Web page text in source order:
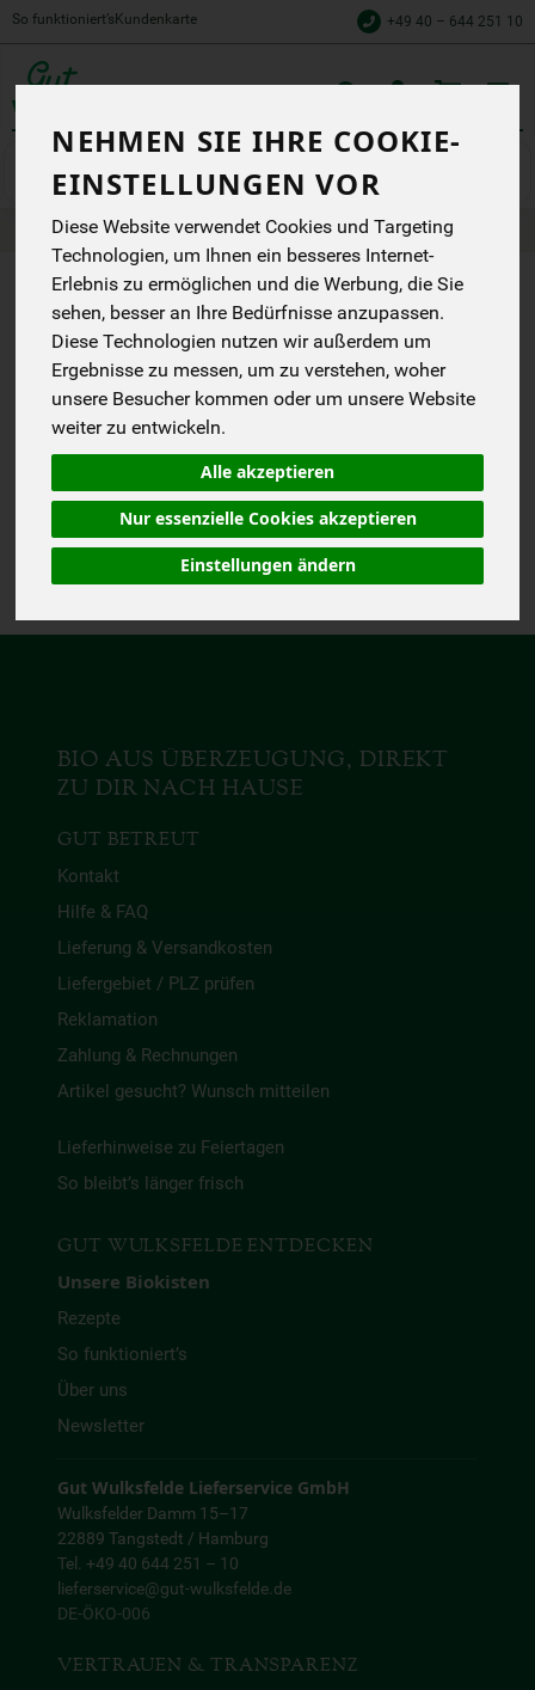
NEHMEN SIE IHRE COOKIE-
EINSTELLUNGEN VOR
Diese Website verwendet Cookies und Targeting
Technologien, um Ihnen ein besseres Internet-
Erlebnis zu ermöglichen und die Werbung, die Sie
sehen, besser an Ihre Bedürfnisse anzupassen.
Diese Technologien nutzen wir außerdem um
Ergebnisse zu messen, um zu verstehen, woher
unsere Besucher kommen oder um unsere Website
weiter zu entwickeln.
Alle akzeptieren
Nur essenzielle Cookies akzeptieren
Einstellungen ändern
So funktioniert’s Kundenkarte +49 40 – 644 251 10
Speisekammer Vorratskammer
Produkte Speisekammer Vorratskammer
PRODUKT "6X
KICHERERBSEN"
NICHT
VERFÜGBAR.
Das von Dir gesuchte Produkt
ist leider zur Zeit nicht
verfügbar.
BIO AUS ÜBERZEUGUNG, DIREKT
ZU DIR NACH HAUSE
GUT BETREUT
Kontakt
Hilfe & FAQ
Lieferung & Versandkosten
Liefergebiet / PLZ prüfen
Reklamation
Zahlung & Rechnungen
Artikel gesucht? Wunsch mitteilen
Lieferhinweise zu Feiertagen
So bleibt’s länger frisch
GUT WULKSFELDE ENTDECKEN
Unsere Biokisten
Rezepte
So funktioniert’s
Über uns
Newsletter
Gut Wulksfelde Lieferservice GmbH
Wulksfelder Damm 15–17
22889 Tangstedt / Hamburg
Tel. +49 40 644 251 – 10
lieferservice@gut-wulksfelde.de
DE-ÖKO-006
VERTRAUEN & TRANSPARENZ
cart